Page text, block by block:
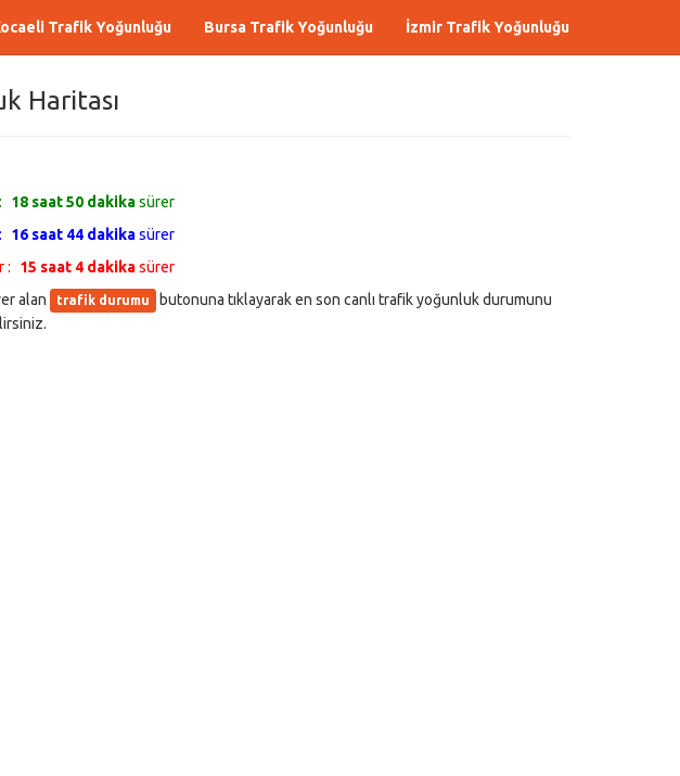
Trafik Yoğunluğu Bursa Trafik Yoğunluğu İzmir Trafik Yoğunluğu
Haritası
18 saat 50 dakikasürer
16 saat 44 dakikasürer
:
15 saat 4 dakikasürer
alan
trafik durumu
butonuna tıklayarak en son canlı trafik yoğunluk durumunu